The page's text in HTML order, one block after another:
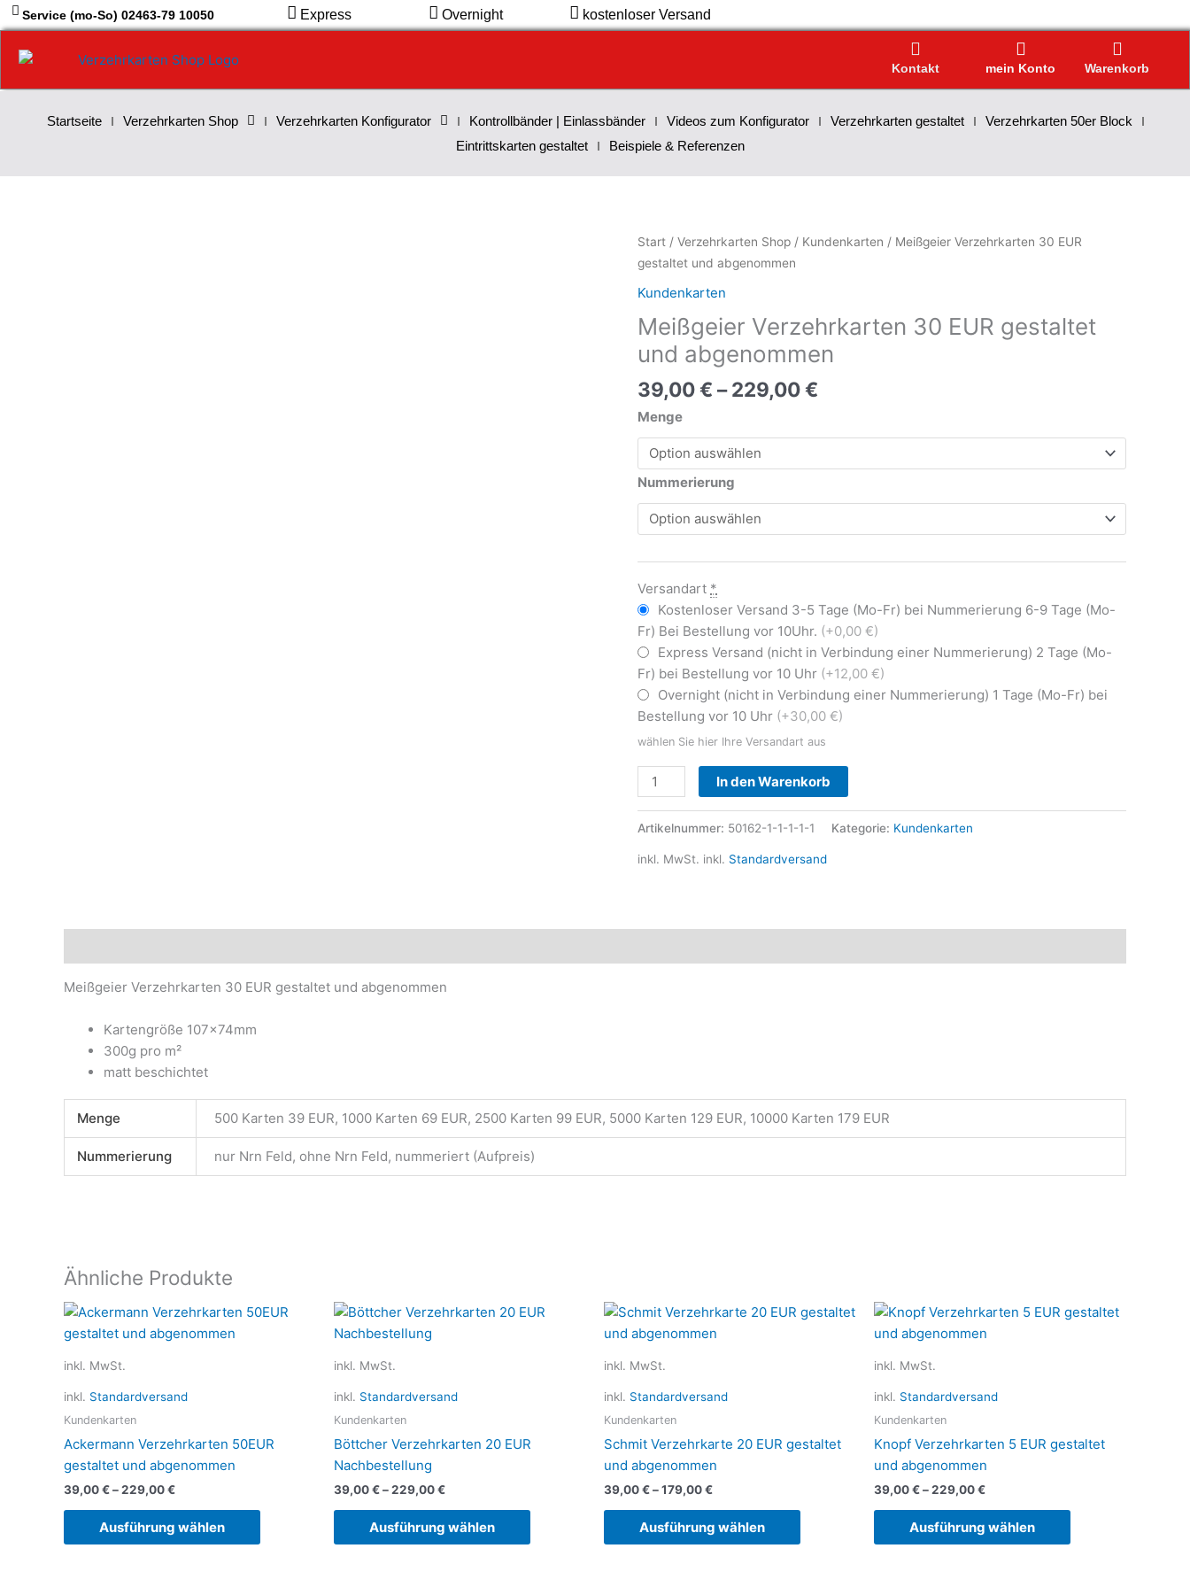
Zum
Inhalt
springen
Service (mo-So) 02463-79 10050 Express Overnight kostenloser Versand
Warenkorb
Kontakt mein Konto
Startseite Verzehrkarten Shop Verzehrkarten Konfigurator Kontrollbänder | Einlassbänder Videos zum Konfigurator Verzehrkarten gestaltet
Verzehrkarten 50er Block
Eintrittskarten gestaltet
Beispiele & Referenzen
Start / Verzehrkarten Shop / Kundenkarten / Meißgeier Verzehrkarten 30 EUR
gestaltet und abgenommen
Kundenkarten
Meißgeier Verzehrkarten 30 EUR gestaltet
und abgenommen
39,00€ –229,00€
Menge
Nummerierung
Versandart *
Kostenloser Versand 3-5 Tage (Mo-Fr) bei Nummerierung 6-9 Tage (Mo-
Fr) Bei Bestellung vor 10Uhr. (+0,00 €)
Express Versand (nicht in Verbindung einer Nummerierung) 2 Tage (Mo-
Fr) bei Bestellung vor 10 Uhr (+12,00 €)
Overnight (nicht in Verbindung einer Nummerierung) 1 Tage (Mo-Fr) bei
Bestellung vor 10 Uhr (+30,00 €)
wählen Sie hier Ihre Versandart aus
Meißgeier
Verzehrkarten
gestaltet
und
abgenommen
Menge
In den Warenkorb
Artikelnummer: 50162-1-1-1-1-1 Kategorie: Kundenkarten
inkl. MwSt. inkl. Standardversand
Meißgeier Verzehrkarten 30 EUR gestaltet und abgenommen
Kartengröße 107x74mm
300g pro m²
matt beschichtet
Menge 500 Karten 39 EUR, 1000 Karten 69 EUR, 2500 Karten 99 EUR, 5000 Karten 129 EUR, 10000 Karten 179 EUR
Nummerierung nur Nrn Feld, ohne Nrn Feld, nummeriert (Aufpreis)
Ähnliche Produkte
inkl. MwSt.
inkl. Standardversand
Kundenkarten
Ackermann Verzehrkarten 50EUR
gestaltet und abgenommen
39,00€–229,00€
Ausführung wählen
Dieses
Die
Produktseite
inkl. MwSt.
inkl. Standardversand
Kundenkarten
Böttcher Verzehrkarten 20 EUR
Nachbestellung
39,00€–229,00€
Ausführung wählen
Dieses
Die
Produktseite
inkl. MwSt.
inkl. Standardversand
Kundenkarten
Schmit Verzehrkarte 20 EUR gestaltet
und abgenommen
39,00€–179,00€
Ausführung wählen
Dieses
Die
Produktseite
inkl. MwSt.
inkl. Standardversand
Kundenkarten
Knopf Verzehrkarten 5 EUR gestaltet
und abgenommen
39,00€–229,00€
Ausführung wählen
Dieses
Die
Produktseite